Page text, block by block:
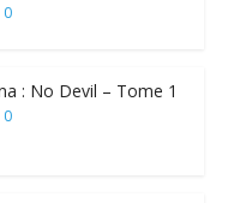
0
: No Devil – Tome 1
0